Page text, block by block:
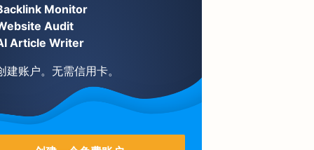
Monitor
Audit
Article Writer
建账户。无需信用卡。